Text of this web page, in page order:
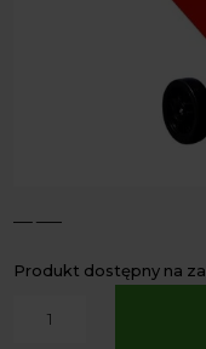
4
Produkt dostępny na